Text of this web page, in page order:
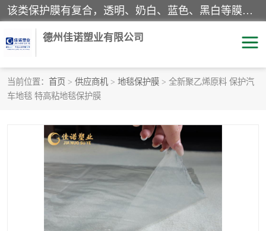
该类保护膜有复合，透明、奶白、蓝色、黑白等膜型。特高粘，高粘，中高粘，中粘，中低粘，低粘等。对于不同的粘力要求有相应的产品相适配。无胶渍残留污染。在较宽的收卷幅度下平整无皱纹，收卷长度大，利于机械化及自动化施工粘贴。为您的产品提供的表面保护解决方案。 产品广泛适用于：铝材、不锈钢、金属、塑料、电子、家电、家具、玻璃、化工材料、装饰材料等。
德州佳诺塑业有限公司
当前位置： 首页 > 供应商机 > 地毯保护膜 > 全新聚乙烯原料 保护汽
车地毯 特高粘地毯保护膜
pe保护膜
地毯保护膜 家具保护膜
拉伸缠绕膜 透明保护膜
黑白保护膜
明蓝保护膜 纯黑保护膜